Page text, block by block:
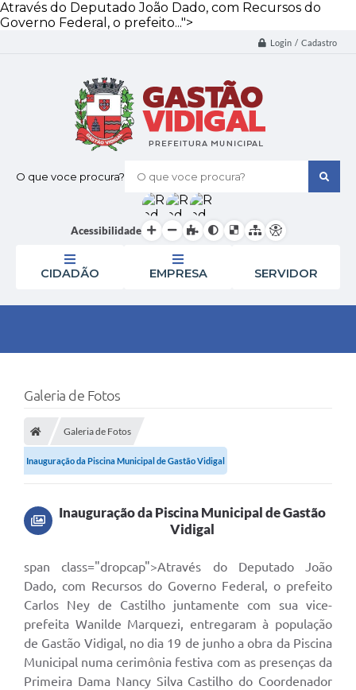
Através do Deputado João Dado, com Recursos do
Governo Federal, o prefeito...">
Login / Cadastro
O que voce procura?
Acessibilidade
CIDADÃO EMPRESA SERVIDOR
Galeria de Fotos
Galeria de Fotos
Inauguração da Piscina Municipal de Gastão Vidigal
Inauguração da Piscina Municipal de Gastão
Vidigal
span class="dropcap">Através do Deputado João
Dado, com Recursos do Governo Federal, o prefeito
Carlos Ney de Castilho juntamente com sua vice-
prefeita Wanilde Marquezi, entregaram à população
de Gastão Vidigal, no dia 19 de junho a obra da Piscina
Municipal numa cerimônia festiva com as presenças da
Primeira Dama Nancy Silva Castilho do Coordenador